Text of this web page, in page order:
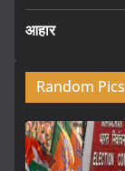
आहार
Random Pics